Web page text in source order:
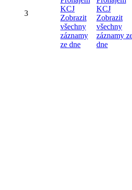
3
KCJ
Zobrazit
všechny
záznamy
ze dne
KCJ
Zobrazit
všechny
záznamy
dne